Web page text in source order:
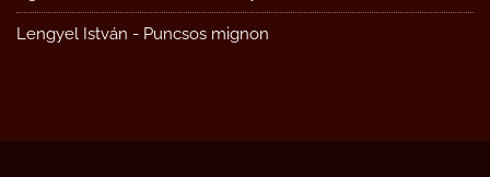
Lengyel István - Puncsos mignon